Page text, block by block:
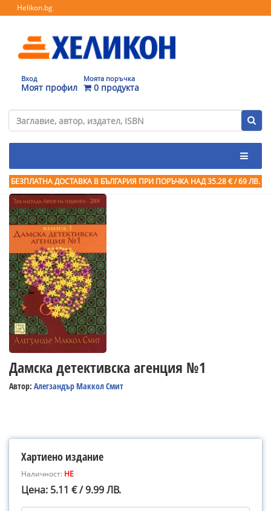
Helikon.bg
Вход
Моят профил
Моята поръчка
0 продукта
БЕЗПЛАТНА ДОСТАВКА В БЪЛГАРИЯ ПРИ ПОРЪЧКА НАД 35.28 € / 69 ЛВ.
Дамска детективска агенция №1
Автор: Алегзандър Маккол Смит
Хартиено издание
Наличност: НЕ
Цена: 5.11 € / 9.99 ЛВ.